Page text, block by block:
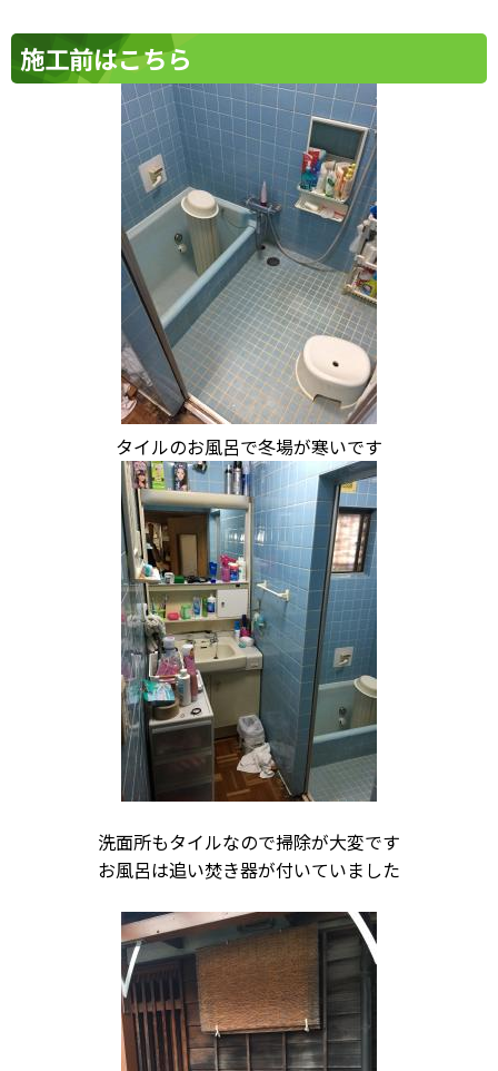
施工前はこちら
タイルのお風呂で冬場が寒いです
洗面所もタイルなので掃除が大変です
お風呂は追い焚き器が付いていました